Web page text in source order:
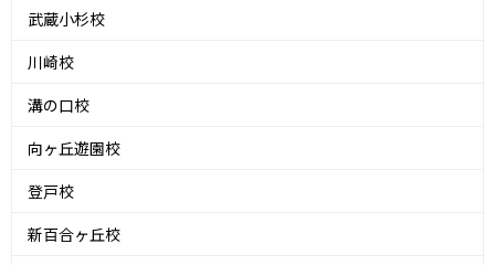
武蔵小杉校
川崎校
溝の口校
向ヶ丘遊園校
登戸校
新百合ヶ丘校